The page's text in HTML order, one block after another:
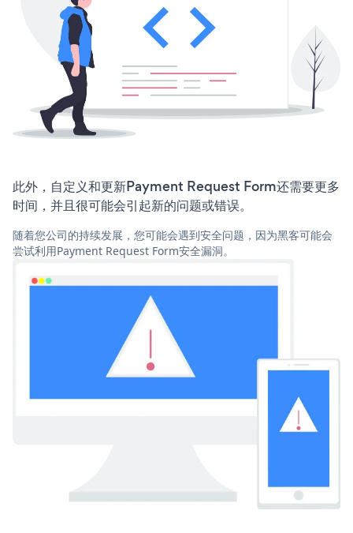
此外，自定义和更新Payment Request Form还需要更多
时间，并且很可能会引起新的问题或错误。
随着您公司的持续发展，您可能会遇到安全问题，因为黑客可能会
尝试利用Payment Request Form安全漏洞。